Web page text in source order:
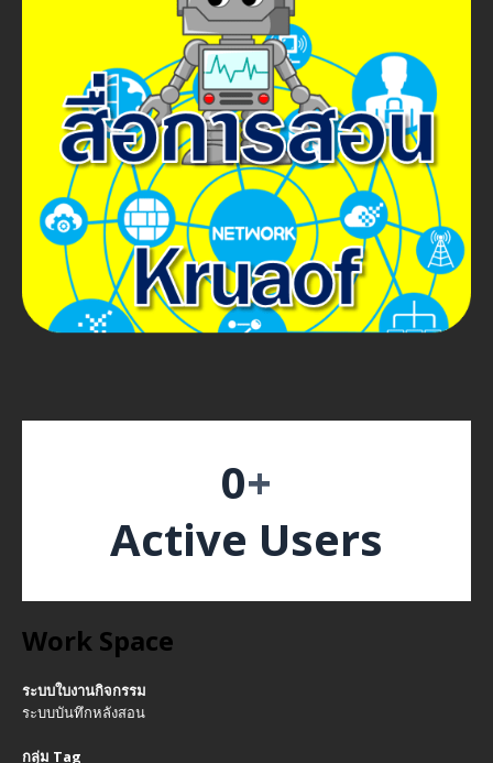
0+
Active Users
Work Space
ระบบใบงานกิจกรรม
ระบบบันทึกหลังสอน
กลุ่ม Tag